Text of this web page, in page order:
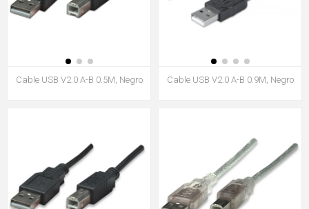
Cable USB V2.0 A-B 0.5M, Negro Cable USB V2.0 A-B 0.9M, Negro